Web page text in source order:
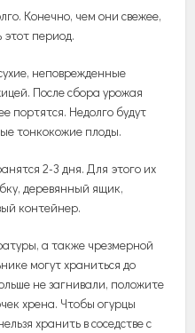
Конечно, чем они свежее,
период.
неповрежденные
После сбора урожая
портятся. Недолго будут
тонкокожие плоды.
2-3 дня. Для этого их
деревянный ящик,
контейнер.
а также чрезмерной
могут храниться до
не загнивали, положите
хрена. Чтобы огурцы
хранить в соседстве с